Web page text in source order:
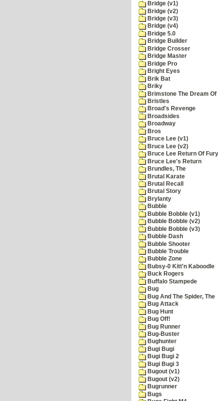
Bridge (v1)
Bridge (v2)
Bridge (v3)
Bridge (v4)
Bridge 5.0
Bridge Builder
Bridge Crosser
Bridge Master
Bridge Pro
Bright Eyes
Brik Bat
Briky
Brimstone The Dream Of
Bristles
Broad's Revenge
Broadsides
Broadway
Bros
Bruce Lee (v1)
Bruce Lee (v2)
Bruce Lee Return Of Fury
Bruce Lee's Return
Brundles, The
Brutal Karate
Brutal Recall
Brutal Story
Brylanty
Bubble
Bubble Bobble (v1)
Bubble Bobble (v2)
Bubble Bobble (v3)
Bubble Dash
Bubble Shooter
Bubble Trouble
Bubble Zone
Bubsy-0 Kitt'n Kaboodle
Buck Rogers
Buffalo Stampede
Bug
Bug And The Spider, The
Bug Attack
Bug Hunt
Bug Off!
Bug Runner
Bug-Buster
Bughunter
Bugi Bugi
Bugi Bugi 2
Bugi Bugi 3
Bugout (v1)
Bugout (v2)
Bugrunner
Bugs